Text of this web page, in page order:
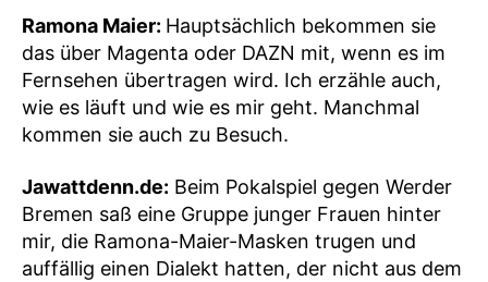
Ramona Maier: Hauptsächlich bekommen sie
das über Magenta oder DAZN mit, wenn es im
Fernsehen übertragen wird. Ich erzähle auch,
wie es läuft und wie es mir geht. Manchmal
kommen sie auch zu Besuch.
Jawattdenn.de: Beim Pokalspiel gegen Werder
Bremen saß eine Gruppe junger Frauen hinter
mir, die Ramona-Maier-Masken trugen und
auffällig einen Dialekt hatten, der nicht aus dem